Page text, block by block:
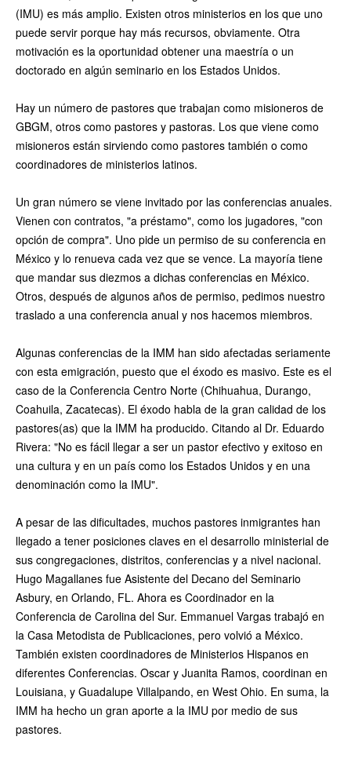
(IMU) es más amplio. Existen otros ministerios en los que uno
puede servir porque hay más recursos, obviamente. Otra
motivación es la oportunidad obtener una maestría o un
doctorado en algún seminario en los Estados Unidos.
Hay un número de pastores que trabajan como misioneros de
GBGM, otros como pastores y pastoras. Los que viene como
misioneros están sirviendo como pastores también o como
coordinadores de ministerios latinos.
Un gran número se viene invitado por las conferencias anuales.
Vienen con contratos, "a préstamo", como los jugadores, "con
opción de compra". Uno pide un permiso de su conferencia en
México y lo renueva cada vez que se vence. La mayoría tiene
que mandar sus diezmos a dichas conferencias en México.
Otros, después de algunos años de permiso, pedimos nuestro
traslado a una conferencia anual y nos hacemos miembros.
Algunas conferencias de la IMM han sido afectadas seriamente
con esta emigración, puesto que el éxodo es masivo. Este es el
caso de la Conferencia Centro Norte (Chihuahua, Durango,
Coahuila, Zacatecas). El éxodo habla de la gran calidad de los
pastores(as) que la IMM ha producido. Citando al Dr. Eduardo
Rivera: "No es fácil llegar a ser un pastor efectivo y exitoso en
una cultura y en un país como los Estados Unidos y en una
denominación como la IMU".
A pesar de las dificultades, muchos pastores inmigrantes han
llegado a tener posiciones claves en el desarrollo ministerial de
sus congregaciones, distritos, conferencias y a nivel nacional.
Hugo Magallanes fue Asistente del Decano del Seminario
Asbury, en Orlando, FL. Ahora es Coordinador en la
Conferencia de Carolina del Sur. Emmanuel Vargas trabajó en
la Casa Metodista de Publicaciones, pero volvió a México.
También existen coordinadores de Ministerios Hispanos en
diferentes Conferencias. Oscar y Juanita Ramos, coordinan en
Louisiana, y Guadalupe Villalpando, en West Ohio. En suma, la
IMM ha hecho un gran aporte a la IMU por medio de sus
pastores.